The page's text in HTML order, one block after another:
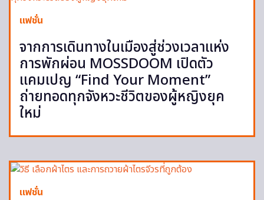
แฟชั่น
จากการเดินทางในเมืองสู่ช่วงเวลาแห่ง
การพักผ่อน MOSSDOOM เปิดตัว
แคมเปญ “Find Your Moment”
ถ่ายทอดทุกจังหวะชีวิตของผู้หญิงยุค
ใหม่
แฟชั่น